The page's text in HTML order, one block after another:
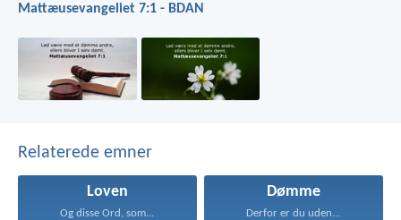
Mattæusevangeliet 7:1 - BDAN
Relaterede emner
Loven
Og disse Ord, som...
Dømme
Derfor er du uden...